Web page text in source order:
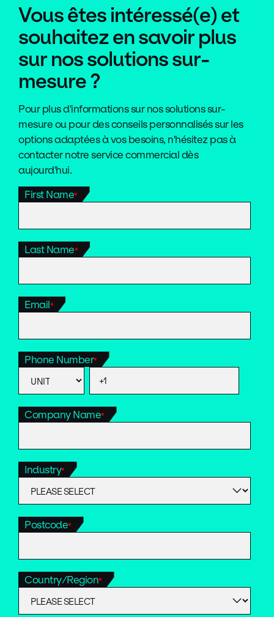
Vous êtes intéressé(e) et
souhaitez en savoir plus
sur nos solutions sur-
mesure ?
Pour plus d'informations sur nos solutions sur-
mesure ou pour des conseils personnalisés sur les
options adaptées à vos besoins, n'hésitez pas à
contacter notre service commercial dès
aujourd'hui.
First Name*
Last Name*
Email*
Phone Number*
Company Name*
Industry*
Postcode*
Country/Region*